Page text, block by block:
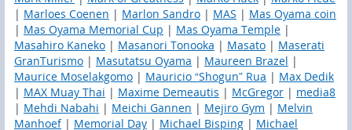
| Marloes Coenen | Marlon Sandro | MAS | Mas Oyama coin
| Mas Oyama Memorial Cup | Mas Oyama Temple |
Masahiro Kaneko | Masanori Tonooka | Masato | Maserati
GranTurismo | Masutatsu Oyama | Maureen Brazel |
Maurice Moselakgomo | Mauricio “Shogun” Rua | Max Dedik
| MAX Muay Thai | Maxime Demeautis | McGregor | media8
| Mehdi Nabahi | Meichi Gannen | Mejiro Gym | Melvin
Manhoef| Memorial Day | Michael Bisping | Michael